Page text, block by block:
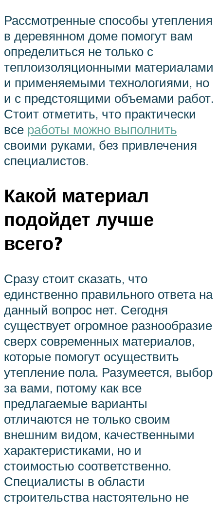
Рассмотренные способы утепления
в деревянном доме помогут вам
определиться не только с
теплоизоляционными материалами
и применяемыми технологиями, но
и с предстоящими объемами работ.
Стоит отметить, что практически
все работы можно выполнить
своими руками, без привлечения
специалистов.
Какой материал
подойдет лучше
всего?
Сразу стоит сказать, что
единственно правильного ответа на
данный вопрос нет. Сегодня
существует огромное разнообразие
сверх современных материалов,
которые помогут осуществить
утепление пола. Разумеется, выбор
за вами, потому как все
предлагаемые варианты
отличаются не только своим
внешним видом, качественными
характеристиками, но и
стоимостью соответственно.
Специалисты в области
строительства настоятельно не